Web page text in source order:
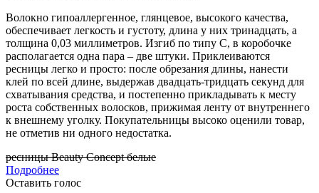
Волокно гипоаллергенное, глянцевое, высокого качества,
обеспечивает легкость и густоту, длина у них тринадцать, а
толщина 0,03 миллиметров. Изгиб по типу С, в коробочке
располагается одна пара – две штуки. Приклеиваются
ресницы легко и просто: после обрезания длины, нанести
клей по всей длине, выдержав двадцать-тридцать секунд для
схватывания средства, и постепенно прикладывать к месту
роста собственных волосков, прижимая ленту от внутреннего
к внешнему уголку. Покупательницы высоко оценили товар,
не отметив ни одного недостатка.
ресницы Beauty Concept белые
Подробнее
Оставить голос